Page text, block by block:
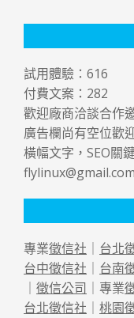
試用體驗： 616
付費文案： 282
歡迎廠商洽談合作
廣告欄尚有空位歡
橫幅文字，SEO關
flylinux@gmail.com
專業徵信社 台北
台中徵信社
台南
徵信公司 ｜專業
台北徵信社
桃園